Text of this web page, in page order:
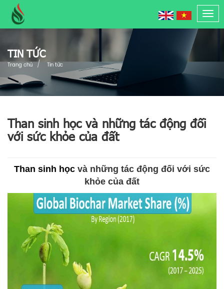
TIN TỨC
Trang chủ Tin tức
Than sinh học và những tác động đối
với sức khỏe của đất
Than sinh học và những tác động đối với sức
khỏe của đất